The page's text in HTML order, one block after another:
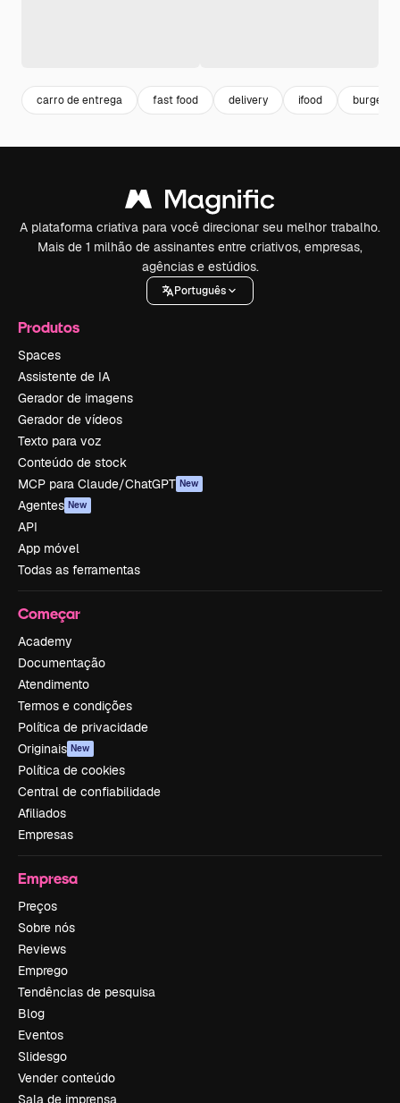
carro de entrega fast food delivery ifood burger
A plataforma criativa para você direcionar seu melhor trabalho.
Mais de 1 milhão de assinantes entre criativos, empresas,
agências e estúdios.
Português
Produtos
Spaces
Assistente de IA
Gerador de imagens
Gerador de vídeos
Texto para voz
Conteúdo de stock
MCP para Claude/ChatGPT New
Agentes New
API
App móvel
Todas as ferramentas
Começar
Academy
Documentação
Atendimento
Termos e condições
Política de privacidade
Originais New
Política de cookies
Central de confiabilidade
Afiliados
Empresas
Empresa
Preços
Sobre nós
Reviews
Emprego
Tendências de pesquisa
Blog
Eventos
Slidesgo
Vender conteúdo
Sala de imprensa